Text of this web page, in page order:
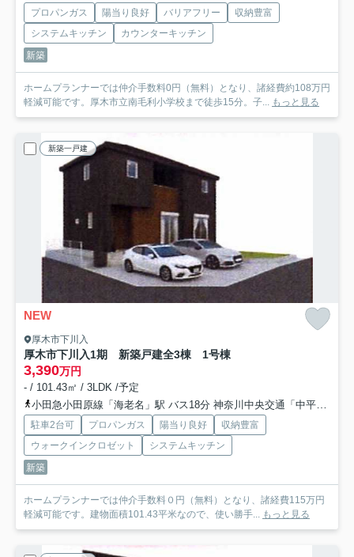
プロパンガス 陽当り良好 バリアフリー
収納豊富
システムキッチン
カウンターキッチン
新築
ホームプランナーでは仲介手数料0円（無料）となり、諸経費約108万円
軽減可能です。厚木市立南毛利小学校まで徒歩15分。子... もっと見る
新築一戸建
NEW
厚木市下川入
厚木市下川入1期 新築戸建全3棟 1号棟
3,390万円
- / 101.43㎡ / 3LDK /予定
小田急小田原線「海老名」駅 バス18分 神奈川中央交通「中平（厚木市）」 停歩12分
駐車2台可 プロパンガス 陽当り良好
収納豊富
ウォークインクロゼット
システムキッチン
新築
ホームプランナーでは仲介手数料０円（無料）となり、諸経費115万円
軽減可能です。建物面積101.43平米なので、使い勝手... もっと見る